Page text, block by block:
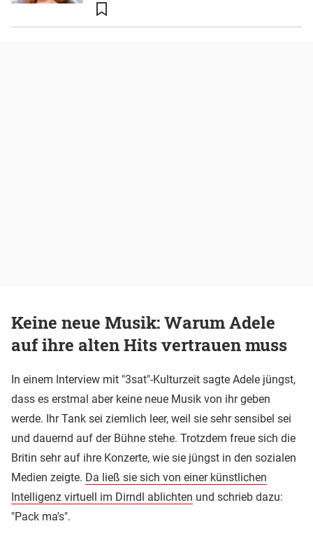
Keine neue Musik: Warum Adele
auf ihre alten Hits vertrauen muss
In einem Interview mit "3sat"-Kulturzeit sagte Adele jüngst,
dass es erstmal aber keine neue Musik von ihr geben
werde. Ihr Tank sei ziemlich leer, weil sie sehr sensibel sei
und dauernd auf der Bühne stehe. Trotzdem freue sich die
Britin sehr auf ihre Konzerte, wie sie jüngst in den sozialen
Medien zeigte. Da ließ sie sich von einer künstlichen
Intelligenz virtuell im Dirndl ablichten und schrieb dazu:
"Pack ma's".